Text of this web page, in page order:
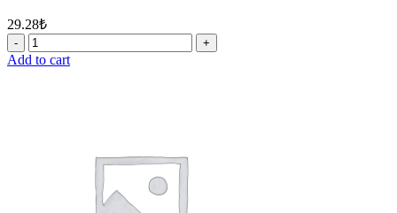
29.28₺
7
-
Add to cart